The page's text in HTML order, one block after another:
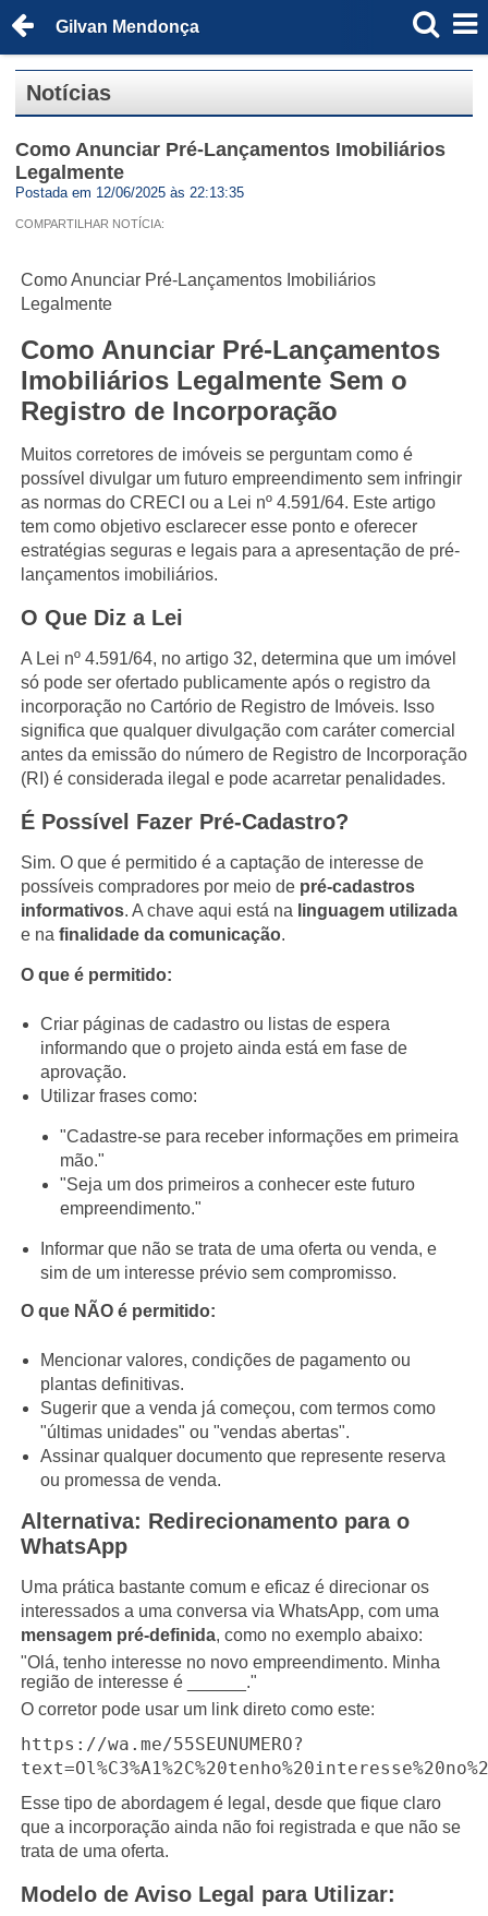
Gilvan Mendonça
Notícias
Como Anunciar Pré-Lançamentos Imobiliários
Legalmente
Postada em 12/06/2025 às 22:13:35
COMPARTILHAR NOTÍCIA:
Como Anunciar Pré-Lançamentos Imobiliários
Legalmente
Como Anunciar Pré-Lançamentos
Imobiliários Legalmente Sem o
Registro de Incorporação
Muitos corretores de imóveis se perguntam como é
possível divulgar um futuro empreendimento sem infringir
as normas do CRECI ou a Lei nº 4.591/64. Este artigo
tem como objetivo esclarecer esse ponto e oferecer
estratégias seguras e legais para a apresentação de pré-
lançamentos imobiliários.
O Que Diz a Lei
A Lei nº 4.591/64, no artigo 32, determina que um imóvel
só pode ser ofertado publicamente após o registro da
incorporação no Cartório de Registro de Imóveis. Isso
significa que qualquer divulgação com caráter comercial
antes da emissão do número de Registro de Incorporação
(RI) é considerada ilegal e pode acarretar penalidades.
É Possível Fazer Pré-Cadastro?
Sim. O que é permitido é a captação de interesse de
possíveis compradores por meio de pré-cadastros
informativos. A chave aqui está na linguagem utilizada
e na finalidade da comunicação.
O que é permitido:
Criar páginas de cadastro ou listas de espera
informando que o projeto ainda está em fase de
aprovação.
Utilizar frases como:
"Cadastre-se para receber informações em primeira
mão."
"Seja um dos primeiros a conhecer este futuro
empreendimento."
Informar que não se trata de uma oferta ou venda, e
sim de um interesse prévio sem compromisso.
O que NÃO é permitido:
Mencionar valores, condições de pagamento ou
plantas definitivas.
Sugerir que a venda já começou, com termos como
"últimas unidades" ou "vendas abertas".
Assinar qualquer documento que represente reserva
ou promessa de venda.
Alternativa: Redirecionamento para o
WhatsApp
Uma prática bastante comum e eficaz é direcionar os
interessados a uma conversa via WhatsApp, com uma
mensagem pré-definida, como no exemplo abaixo:
"Olá, tenho interesse no novo empreendimento. Minha
região de interesse é ______."
O corretor pode usar um link direto como este:
https://wa.me/55SEUNUMERO?
Esse tipo de abordagem é legal, desde que fique claro
que a incorporação ainda não foi registrada e que não se
trata de uma oferta.
Modelo de Aviso Legal para Utilizar: